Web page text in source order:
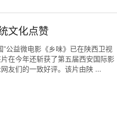
文化点赞
公益微电影《乡味》已在陕西卫视
在今年还斩获了第五届西安国际影
友们的一致好评。该片由陕 ...